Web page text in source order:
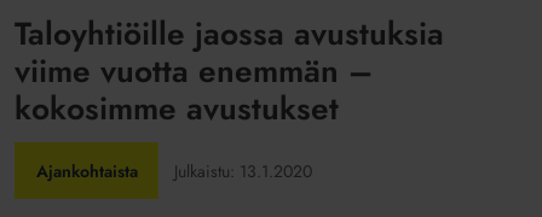
Taloyhtiöille jaossa avustuksia
viime vuotta enemmän –
kokosimme avustukset
Ajankohtaista Julkaistu: 13.1.2020